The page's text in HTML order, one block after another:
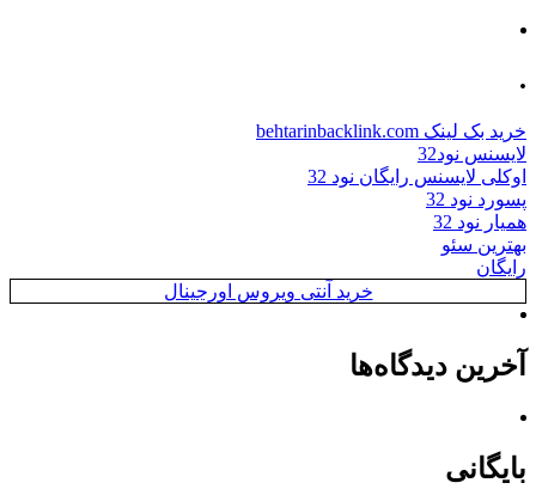
.
خرید بک لینک behtarinbacklink.com
لایسنس نود32
اوکلی لایسنس رایگان نود 32
پسورد نود 32
همیار نود 32
بهترین سئو
رایگان
خرید آنتی ویروس اورجینال
آخرین دیدگاه‌ها
بایگانی